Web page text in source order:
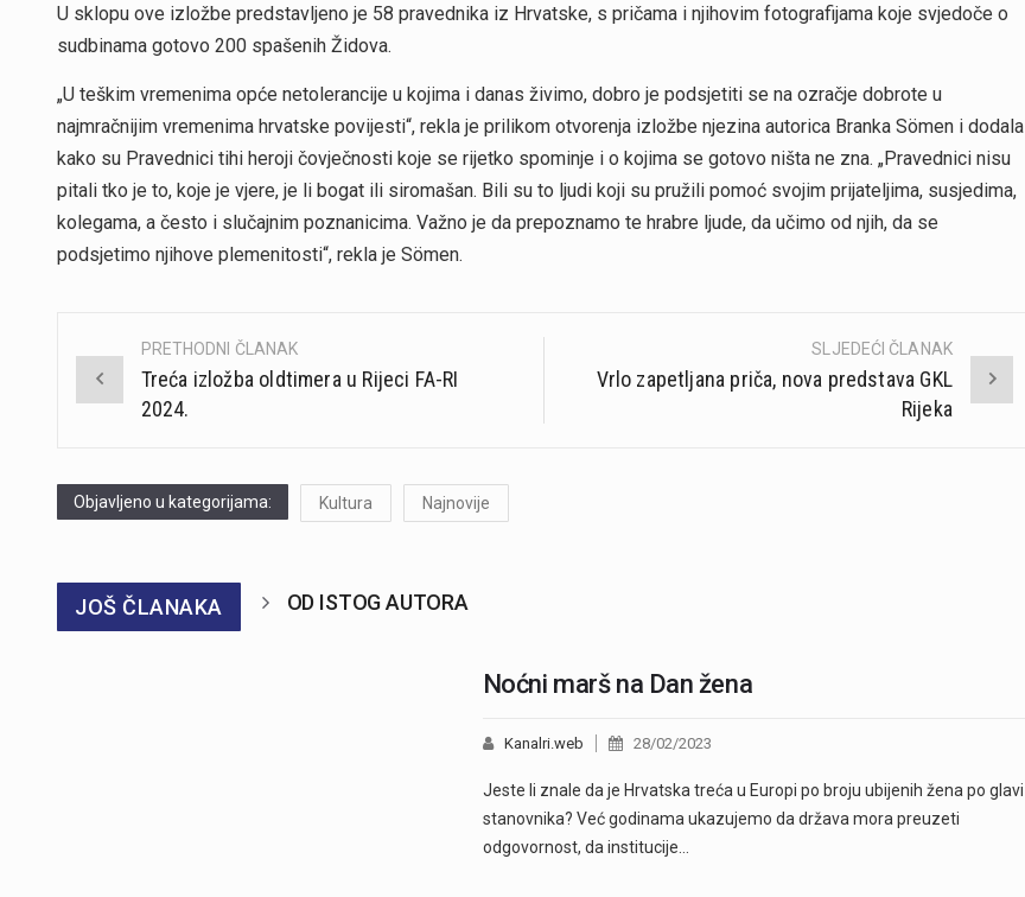
U sklopu ove izložbe predstavljeno je 58 pravednika iz Hrvatske, s pričama i njihovim fotografijama koje svjedoče o
sudbinama gotovo 200 spašenih Židova.
„U teškim vremenima opće netolerancije u kojima i danas živimo, dobro je podsjetiti se na ozračje dobrote u
najmračnijim vremenima hrvatske povijesti“, rekla je prilikom otvorenja izložbe njezina autorica Branka Sömen i dodala
kako su Pravednici tihi heroji čovječnosti koje se rijetko spominje i o kojima se gotovo ništa ne zna. „Pravednici nisu
pitali tko je to, koje je vjere, je li bogat ili siromašan. Bili su to ljudi koji su pružili pomoć svojim prijateljima, susjedima,
kolegama, a često i slučajnim poznanicima. Važno je da prepoznamo te hrabre ljude, da učimo od njih, da se
podsjetimo njihove plemenitosti“, rekla je Sömen.
Post
navigation
PRETHODNI ČLANAK
Treća izložba oldtimera u Rijeci FA-RI
2024.
SLJEDEĆI ČLANAK
Vrlo zapetljana priča, nova predstava GKL
Rijeka
Objavljeno u kategorijama: Kultura Najnovije
JOŠ ČLANAKA OD ISTOG AUTORA
Noćni marš na Dan žena
Kanalri.web 28/02/2023
Jeste li znale da je Hrvatska treća u Europi po broju ubijenih žena po glavi
stanovnika? Već godinama ukazujemo da država mora preuzeti
odgovornost, da institucije…